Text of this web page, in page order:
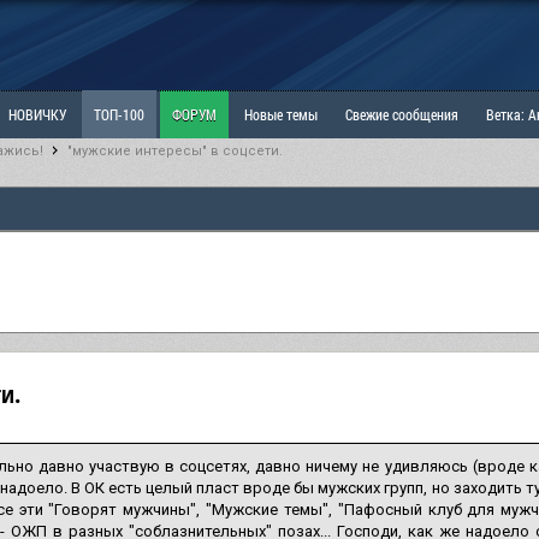
НОВИЧКУ ТОП-100 ФОРУМ Новые темы Свежие сообщения Ветка:
Наболевшее. Выскажись! РАЗДЕЛ: Мы и Женщины
"мужские интересы" в соцсети.
давно участвую в соцсетях, давно ничему не удивляюсь (вроде
В ОК есть целый пласт вроде бы мужских групп, но заходить
эти "Говорят мужчины", "Мужские темы", "Пафосный клуб для
ОЖП в разных "соблазнительных" позах... Господи, как же